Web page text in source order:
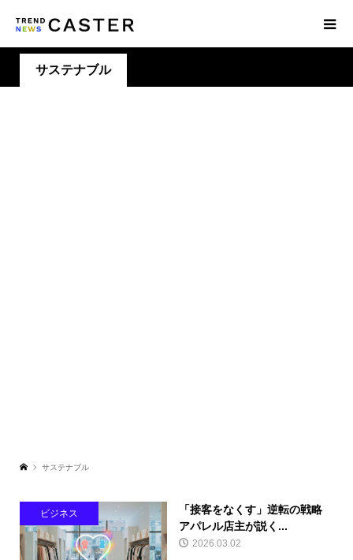
サステナブル
サステナブル
ビジネス
「接客をなくす」逆転の戦略
アパレル店主が説く...
2026.03.02